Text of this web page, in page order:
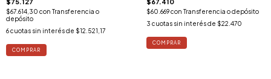
$75.127
$67.614,30 con Transferencia o
depósito
6cuotas sin interés de $12.521,17
$67.410
$60.669con Transferencia o depósito
3 cuotas sin interés de $22.470